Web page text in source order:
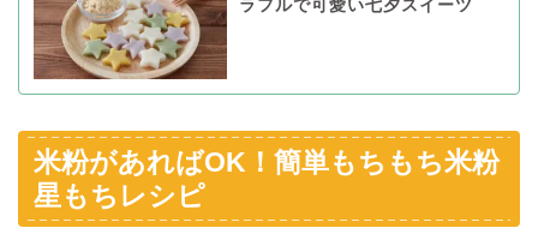
ラフルで可愛い七夕スイーツ
米粉があればOK！簡単もちもち米粉
星もちレシピ